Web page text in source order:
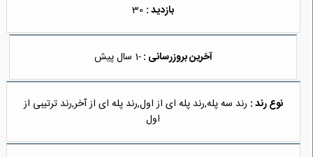
بازدید :
آخرین بروزرسانی :-1 سال پیش
نوع رند : رند سه پله,رند پله ای از اول,رند پله ای از آخر,رند ترتیبی از
اول